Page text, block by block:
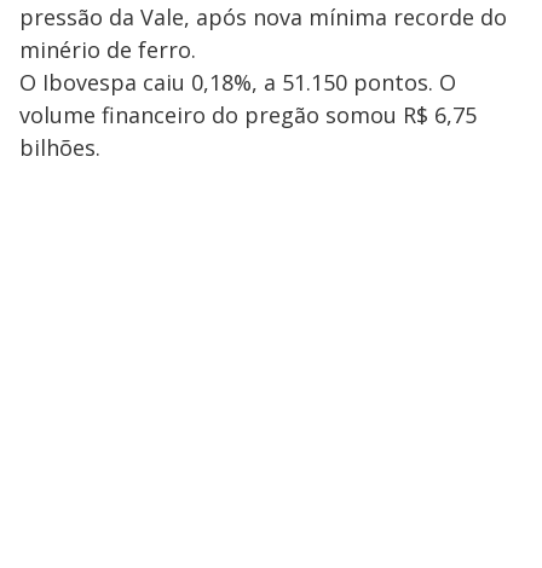
pressão da Vale, após nova mínima recorde do
minério de ferro.
O Ibovespa caiu 0,18%, a 51.150 pontos. O
volume financeiro do pregão somou R$ 6,75
bilhões.